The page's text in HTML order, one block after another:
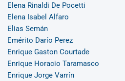
Elena Rinaldi De Pocetti
Elena Isabel Alfaro
Elias Semán
Emérito Darío Perez
Enrique Gaston Courtade
Enrique Horacio Taramasco
Enrique Jorge Varrín